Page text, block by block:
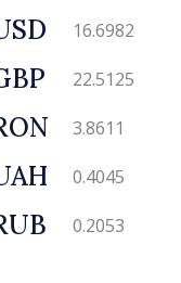
16.6982
22.5125
3.8611
0.4045
0.2053